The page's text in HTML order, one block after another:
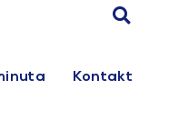
Kontakt